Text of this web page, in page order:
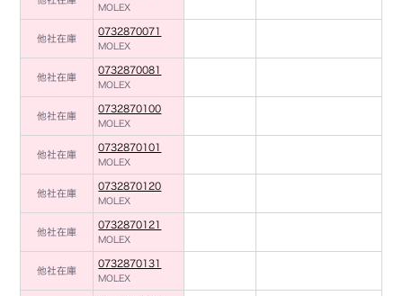
MOLEX
他社在庫
0732870071
MOLEX
他社在庫
0732870081
MOLEX
他社在庫
0732870100
MOLEX
他社在庫
0732870101
MOLEX
他社在庫
0732870120
MOLEX
他社在庫
0732870121
MOLEX
他社在庫
0732870131
MOLEX